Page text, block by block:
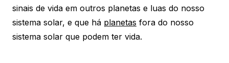
sinais de vida em outros planetas e luas do nosso
sistema solar, e que há planetas fora do nosso
sistema solar que podem ter vida.